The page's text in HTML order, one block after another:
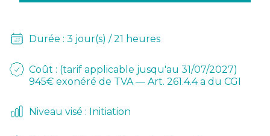
Durée : 3 jour(s) / 21 heures
Coût : (tarif applicable jusqu'au 31/07/2027)
945€ exonéré de TVA — Art. 261.4.4 a du CGI
Niveau visé : Initiation